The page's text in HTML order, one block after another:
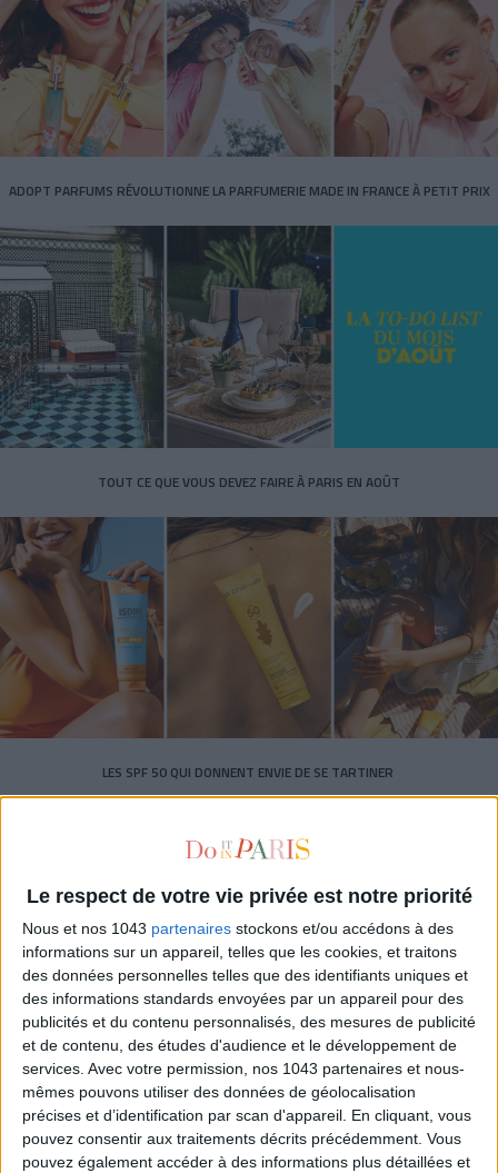
Le respect de votre vie privée est notre priorité
Nous et nos 1043 partenaires stockons et/ou accédons à des
informations sur un appareil, telles que les cookies, et traitons
des données personnelles telles que des identifiants uniques et
des informations standards envoyées par un appareil pour des
publicités et du contenu personnalisés, des mesures de publicité
et de contenu, des études d'audience et le développement de
services. Avec votre permission, nos 1043 partenaires et nous-
mêmes pouvons utiliser des données de géolocalisation
précises et d’identification par scan d'appareil. En cliquant, vous
pouvez consentir aux traitements décrits précédemment. Vous
pouvez également accéder à des informations plus détaillées et
ADOPT PARFUMS RÉVOLUTIONNE LA PARFUMERIE MADE IN FRANCE À PETIT PRIX
TOUT CE QUE VOUS DEVEZ FAIRE À PARIS EN AOÛT
LES SPF 50 QUI DONNENT ENVIE DE SE TARTINER
LES MEILLEURS HÔTELS POUR UN WEEK-END SPA ET GASTRONOMIE